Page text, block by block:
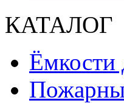
КАТАЛОГ
Ёмкости